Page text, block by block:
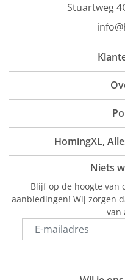
Stuartweg
HomingXL,
Niets
Blijf op de hoogte van
aanbiedingen! Wij zorgen
van